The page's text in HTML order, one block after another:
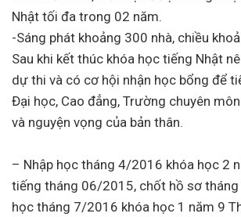
Nhật tối đa trong 02 năm.
-Sáng phát khoảng 300 nhà, chiều
Sau khi kết thúc khóa học tiếng Nhật
dự thi và có cơ hội nhận học bổng để
Đại học, Cao đẳng, Trường chuyên
và nguyện vọng của bản thân.
– Nhập học tháng 4/2016 khóa học 2
tiếng tháng 06/2015, chốt hồ sơ
học tháng 7/2016 khóa học 1 năm 9